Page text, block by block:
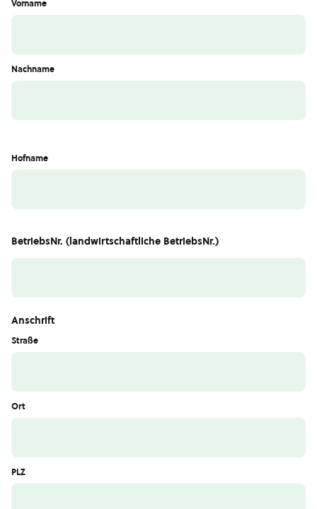
Vorname
Nachname
Hofname
BetriebsNr. (landwirtschaftliche BetriebsNr.)
Anschrift
Straße
Ort
PLZ